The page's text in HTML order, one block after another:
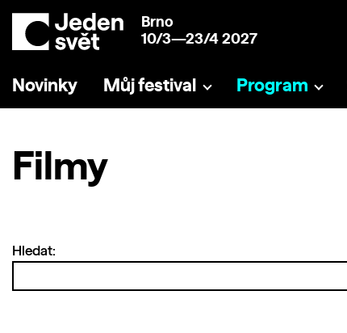
Brno
10/3—23/4 2027
Novinky Můj festival Program
Filmy
Hledat: